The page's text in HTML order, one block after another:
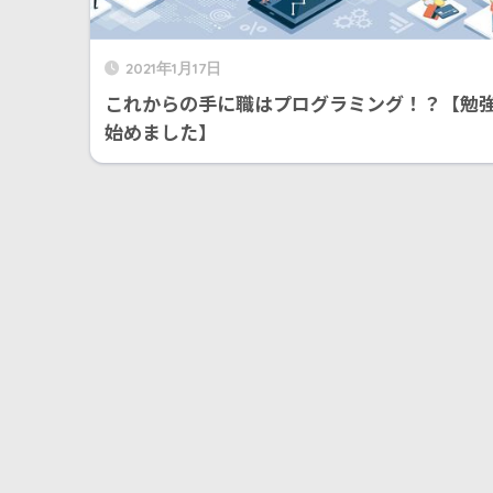
2021年1月17日
これからの手に職はプログラミング！？【勉
始めました】